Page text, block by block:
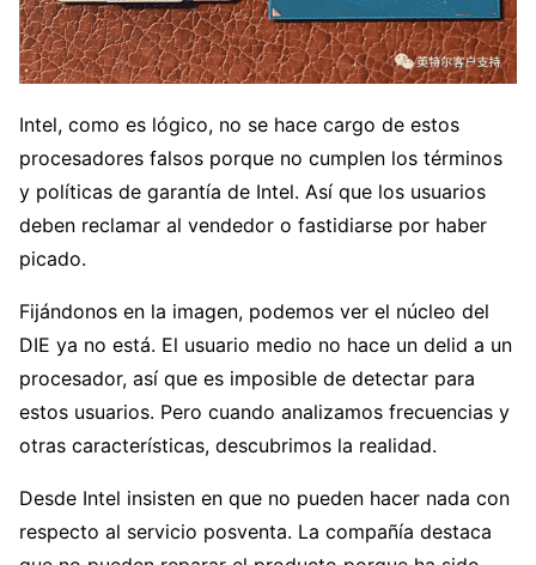
Intel, como es lógico, no se hace cargo de estos
procesadores falsos porque no cumplen los términos
y políticas de garantía de Intel. Así que los usuarios
deben reclamar al vendedor o fastidiarse por haber
picado.
Fijándonos en la imagen, podemos ver el núcleo del
DIE ya no está. El usuario medio no hace un delid a un
procesador, así que es imposible de detectar para
estos usuarios. Pero cuando analizamos frecuencias y
otras características, descubrimos la realidad.
Desde Intel insisten en que no pueden hacer nada con
respecto al servicio posventa. La compañía destaca